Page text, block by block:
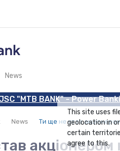
News
"MTB BANK" - Power
News Ти ще не став
This site uses
geolocation in
certain
agree to this.